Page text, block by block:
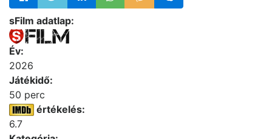
sFilm adatlap:
Év:
2026
Játékidő:
50 perc
értékelés:
6.7